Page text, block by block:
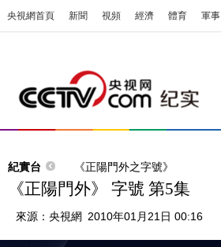
央視網首頁 新聞 視頻 經濟 體育 軍事
紀實台 《正陽門外之字號》
《正陽門外》 字號 第5集
來源： 央視網 2010年01月21日 00:16